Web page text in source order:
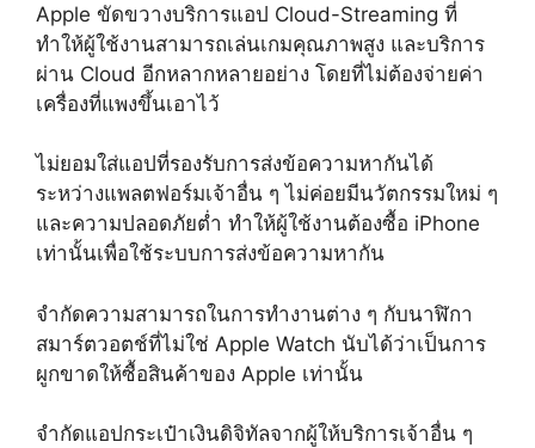
Apple ขัดขวางบริการแอป Cloud-Streaming ที่
ทำให้ผู้ใช้งานสามารถเล่นเกมคุณภาพสูง และบริการ
ผ่าน Cloud อีกหลากหลายอย่าง โดยที่ไม่ต้องจ่ายค่า
เครื่องที่แพงขึ้นเอาไว้
ไม่ยอมใส่แอปที่รองรับการส่งข้อความหากันได้
ระหว่างแพลตฟอร์มเจ้าอื่น ๆ ไม่ค่อยมีนวัตกรรมใหม่ ๆ
และความปลอดภัยต่ำ ทำให้ผู้ใช้งานต้องซื้อ iPhone
เท่านั้นเพื่อใช้ระบบการส่งข้อความหากัน
จำกัดความสามารถในการทำงานต่าง ๆ กับนาฬิกา
สมาร์ตวอตช์ที่ไม่ใช่ Apple Watch นับได้ว่าเป็นการ
ผูกขาดให้ซื้อสินค้าของ Apple เท่านั้น
จำกัดแอปกระเป๋าเงินดิจิทัลจากผู้ให้บริการเจ้าอื่น ๆ